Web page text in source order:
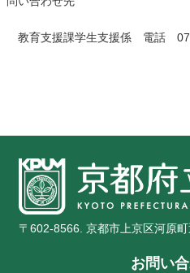
教育支援課学生支援係 電話
〒602-8566. 京都市上京区河原
お問い